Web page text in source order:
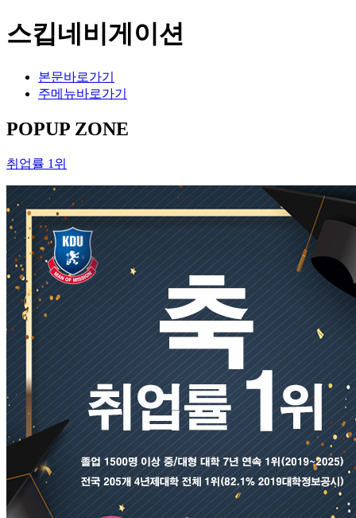
스킵네비게이션
본문바로가기
주메뉴바로가기
POPUP ZONE
취업률 1위